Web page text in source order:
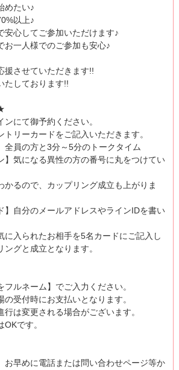
めたい♪
以上♪
安心してご参加いただけます♪
お一人様でのご参加も安心♪
援させていただきます!!
たしております!!
ンにて御予約ください。
トリーカードをご記入いただきます。
全員の方と3分～5分のトークタイム
】気になる異性の方の番号に丸をつけてい
かるので、カップリング成立も上がりま
】自分のメールアドレスやラインIDを書い
に入られたお相手を5名カードにご記入し
グと成立となります。
フルネーム】でご入力ください。
の受付時にお支払いとなります。
行は変更される場合がございます。
OKです。
お早めに電話または問い合わせページ等か